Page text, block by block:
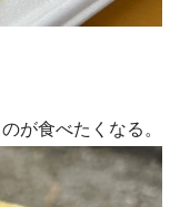
が食べたくなる。